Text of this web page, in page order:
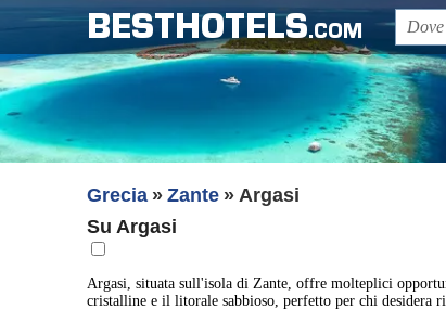
BESTHOTELS.COM
Grecia Zante
Argasi
Su Argasi
Argasi, situata sull'isola di Zante, offre molteplici
cristalline e il litorale sabbioso, perfetto per chi desidera